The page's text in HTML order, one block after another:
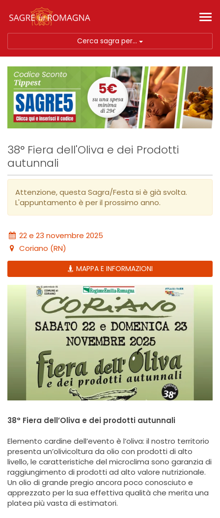
Cerca sagra per...
38° Fiera dell'Oliva e dei Prodotti
autunnali
Attenzione, questa Sagra/Festa si è già svolta.
L'appuntamento è per il prossimo anno.
22 e 23 novembre 2025
Coriano (RN)
MAPPA E INFORMAZIONI
38° Fiera dell’Oliva e dei prodotti autunnali
Elemento cardine dell’evento è l’oliva: il nostro territorio
presenta un’olivicoltura da olio con prodotti di alto
livello, le caratteristiche del microclima sono garanzia di
raggiungimento di prodotti ad alto valore nutrizionale.
Un olio di grande pregio ancora poco conosciuto e
apprezzato per la sua effettiva qualità che merita una
platea più vasta di estimatori.